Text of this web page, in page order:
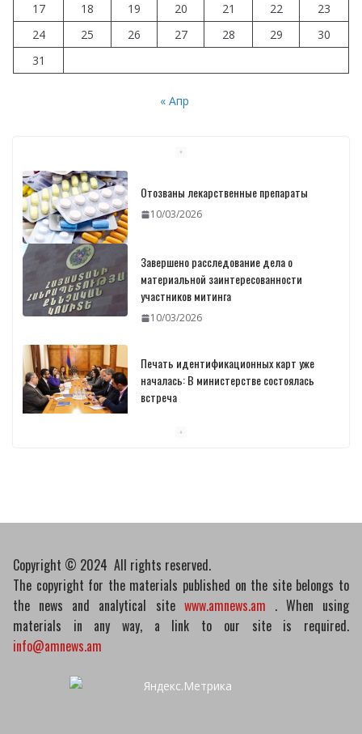
17
18 19 20 21 22
23
24
25 26 27 28 29
30
31
« Апр
Отозваны лекарственные препараты
10/03/2026
Завершено расследование дела о
материальной заинтересованности
участников митинга
10/03/2026
Печать идентификационных карт уже
началась: В министерстве состоялась
встреча
Copyright © 2024 All rights reserved.
The copyright for the materials published on the site belongs to
the news and analytical site www.amnews.am . When using
materials in any way, a link to our site is required.
info@amnews.am